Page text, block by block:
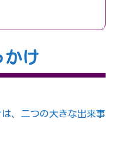
かけ
、二つの大きな出来事